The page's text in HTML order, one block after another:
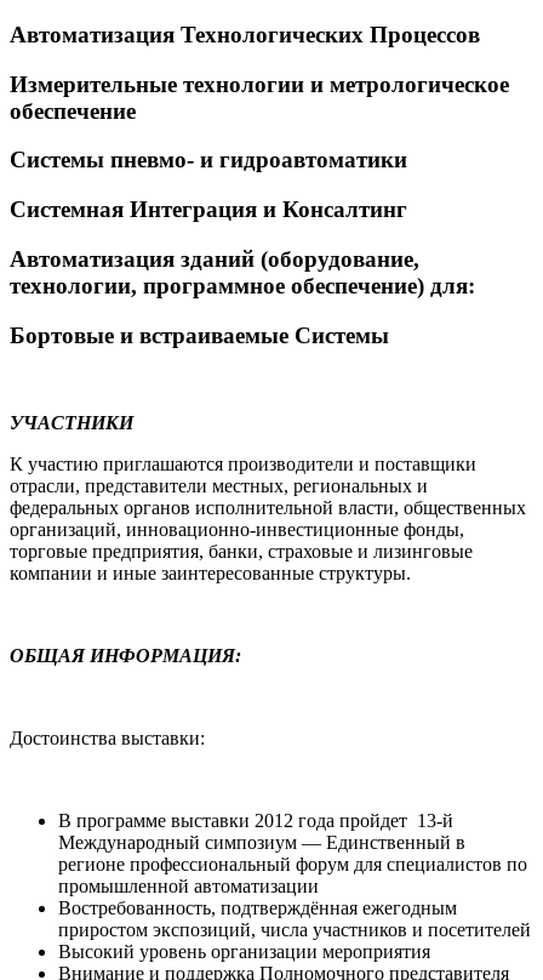
Автоматизация Технологических Процессов
Измерительные технологии и метрологическое
обеспечение
Системы пневмо- и гидроавтоматики
Системная Интеграция и Консалтинг
Автоматизация зданий (оборудование,
технологии, программное обеспечение) для:
Бортовые и встраиваемые Системы
УЧАСТНИКИ
К участию приглашаются производители и поставщики
отрасли, представители местных, региональных и
федеральных органов исполнительной власти, общественных
организаций, инновационно-инвестиционные фонды,
торговые предприятия, банки, страховые и лизинговые
компании и иные заинтересованные структуры.
ОБЩАЯ ИНФОРМАЦИЯ:
Достоинства выставки:
В программе выставки 2012 года пройдет 13-й
Международный симпозиум — Единственный в
регионе профессиональный форум для специалистов по
промышленной автоматизации
Востребованность, подтверждённая ежегодным
приростом экспозиций, числа участников и посетителей
Высокий уровень организации мероприятия
Внимание и поддержка Полномочного представителя